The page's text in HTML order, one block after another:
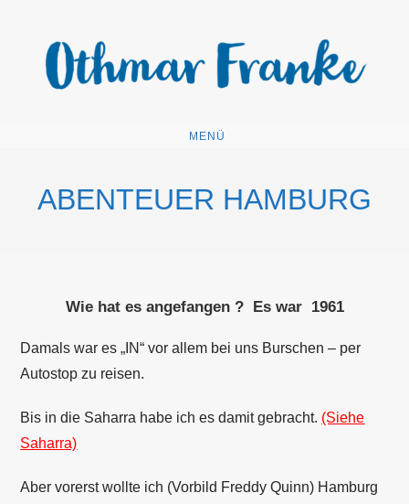
springen
MENÜ
ABENTEUER HAMBURG
Wie hat es angefangen ? Es war 1961
Damals war es „IN“ vor allem bei uns Burschen – per
Autostop zu reisen.
Bis in die Saharra habe ich es damit gebracht. (Siehe
Saharra)
Aber vorerst wollte ich (Vorbild Freddy Quinn) Hamburg